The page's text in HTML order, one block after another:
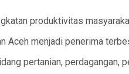
produktivitas
Aceh menjadi penerima
pertanian, perdagangan,